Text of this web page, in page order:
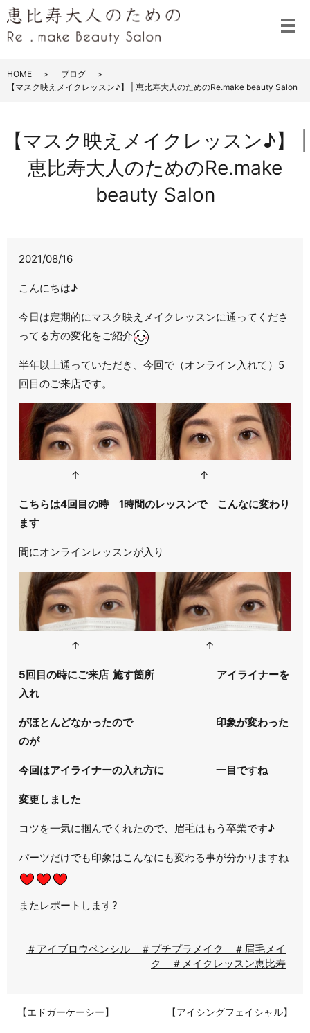
メ
HOME
ブログ
【マスク映えメイクレッスン♪】 | 恵比寿大人のためのRe.make beauty Salon
【マスク映えメイクレッスン♪】 |
恵比寿大人のためのRe.make
beauty Salon
2021/08/16
こんにちは♪
今日は定期的にマスク映えメイクレッスンに通ってくださ
ってる方の変化をご紹介
半年以上通っていただき、今回で（オンライン入れて）5
回目のご来店です。
↑ ↑
こちらは4回目の時 1時間のレッスンで こんなに変わり
ます
間にオンラインレッスンが入り
↑ ↑
5回目の時にご来店 施す箇所 アイライナーを
入れ
がほとんどなかったので 印象が変わった
のが
今回はアイライナーの入れ方に 一目ですね
変更しました
コツを一気に掴んでくれたので、眉毛はもう卒業です♪
パーツだけでも印象はこんなにも変わる事が分かりますね
またレポートします?
＃アイブロウペンシル ＃プチプラメイク ＃眉毛メイ
ク ＃メイクレッスン恵比寿
【エドガーケーシー】 【アイシングフェイシャル】